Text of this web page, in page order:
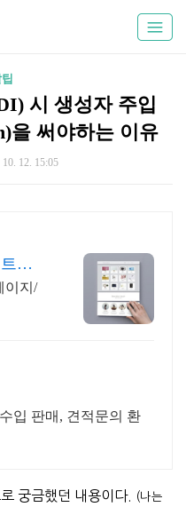
시 생성자 주입
을 써야하는 이유
10. 12. 15:05
제
이지/
입 판매, 견적문의 환
궁금했던 내용이다. (나는